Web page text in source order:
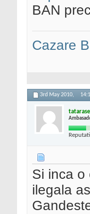
BAN
Cazare
3rd May 2010,
Si inca o
ilegala